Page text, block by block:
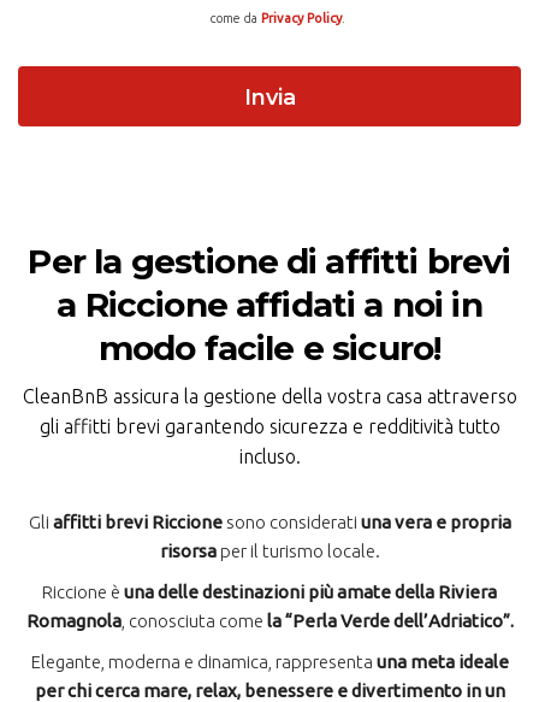
come da Privacy Policy.
Per la gestione di affitti brevi
a Riccione affidati a noi in
modo facile e sicuro!
CleanBnB assicura la gestione della vostra casa attraverso
gli affitti brevi garantendo sicurezza e redditività tutto
incluso.
Gli affitti brevi Riccionesono considerati una vera e propria
risorsaper il turismo locale.
Riccione è una delle destinazioni più amate della Riviera
Romagnola, conosciuta come la “Perla Verde dell’Adriatico”.
Elegante, moderna e dinamica, rappresenta una meta ideale
per chi cerca mare, relax, benessere e divertimento in un